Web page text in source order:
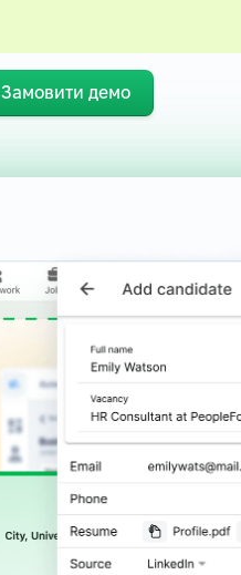
Замовити демо